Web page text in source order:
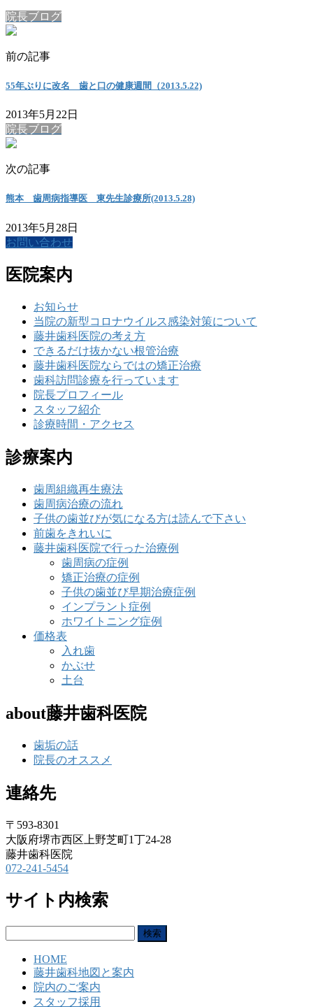
院長ブログ
前の記事
55年ぶりに改名 歯と口の健康週間（2013.5.22)
2013年5月22日
院長ブログ
次の記事
熊本 歯周病指導医 東先生診療所(2013.5.28)
2013年5月28日
お問い合わせ
医院案内
お知らせ
当院の新型コロナウイルス感染対策について
藤井歯科医院の考え方
できるだけ抜かない根管治療
藤井歯科医院ならではの矯正治療
歯科訪問診療を行っています
院長プロフィール
スタッフ紹介
診療時間・アクセス
診療案内
歯周組織再生療法
歯周病治療の流れ
子供の歯並びが気になる方は読んで下さい
前歯をきれいに
藤井歯科医院で行った治療例
歯周病の症例
矯正治療の症例
子供の歯並び早期治療症例
インプラント症例
ホワイトニング症例
価格表
入れ歯
かぶせ
土台
about藤井歯科医院
歯垢の話
院長のオススメ
連絡先
〒593-8301
大阪府堺市西区上野芝町1丁24-28
藤井歯科医院
072-241-5454
サイト内検索
HOME
藤井歯科地図と案内
院内のご案内
スタッフ採用